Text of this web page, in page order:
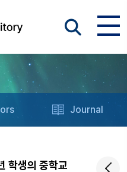
Journal
학생의 중학교